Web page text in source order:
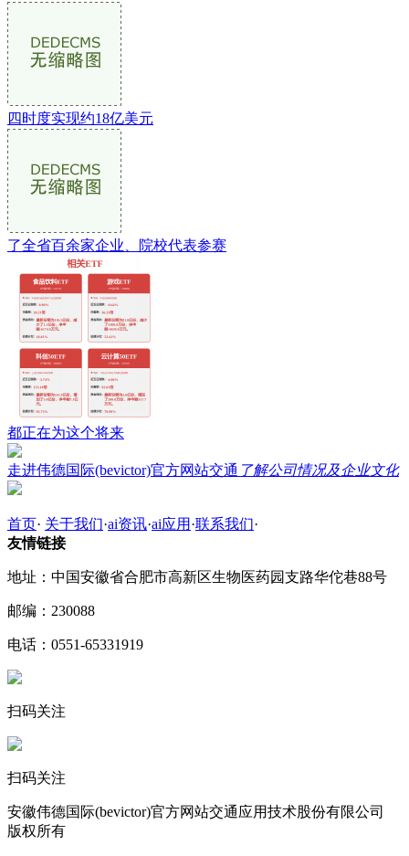
四时度实现约18亿美元
了全省百余家企业、院校代表参赛
都正在为这个将来
走进伟德国际(bevictor)官方网站交通 了解公司情况及企业文化
首页· 关于我们·ai资讯·ai应用 ·联系我们·
友情链接
地址：中国安徽省合肥市高新区生物医药园支路华佗巷88号
邮编：230088
电话：0551-65331919
扫码关注
扫码关注
安徽伟德国际(bevictor)官方网站交通应用技术股份有限公司
版权所有